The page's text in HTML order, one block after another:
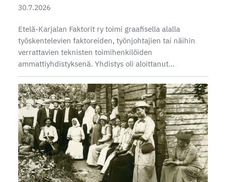
30.7.2026
Etelä-Karjalan Faktorit ry toimi graafisella alalla
työskentelevien faktoreiden, työnjohtajien tai näihin
verrattavien teknisten toimihenkilöiden
ammattiyhdistyksenä. Yhdistys oli aloittanut…